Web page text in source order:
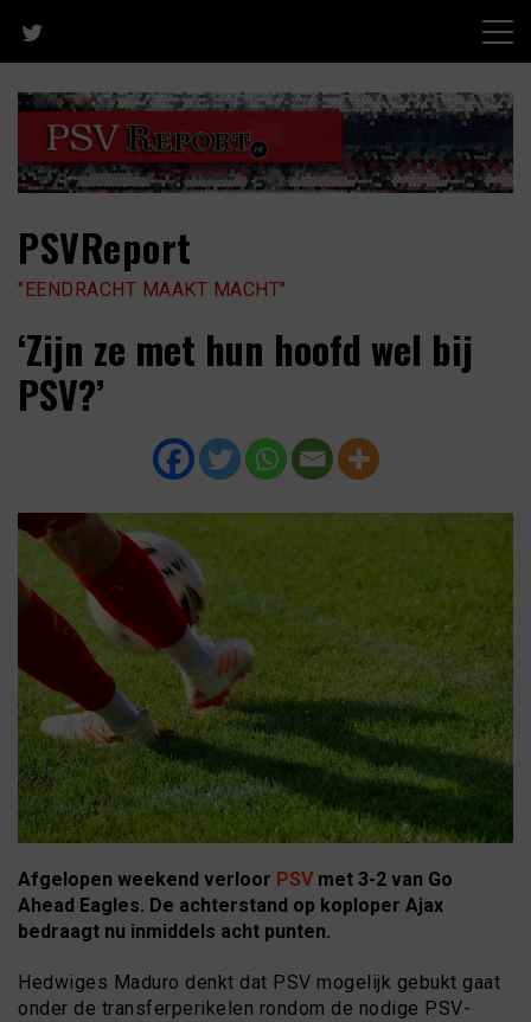
content
PSVReport
"EENDRACHT MAAKT MACHT"
‘Zijn ze met hun hoofd wel bij
PSV?’
Afgelopen weekend verloor PSV met 3-2 van Go
Ahead Eagles. De achterstand op koploper Ajax
bedraagt nu inmiddels acht punten.
Hedwiges Maduro denkt dat PSV mogelijk gebukt gaat
onder de transferperikelen rondom de nodige PSV-